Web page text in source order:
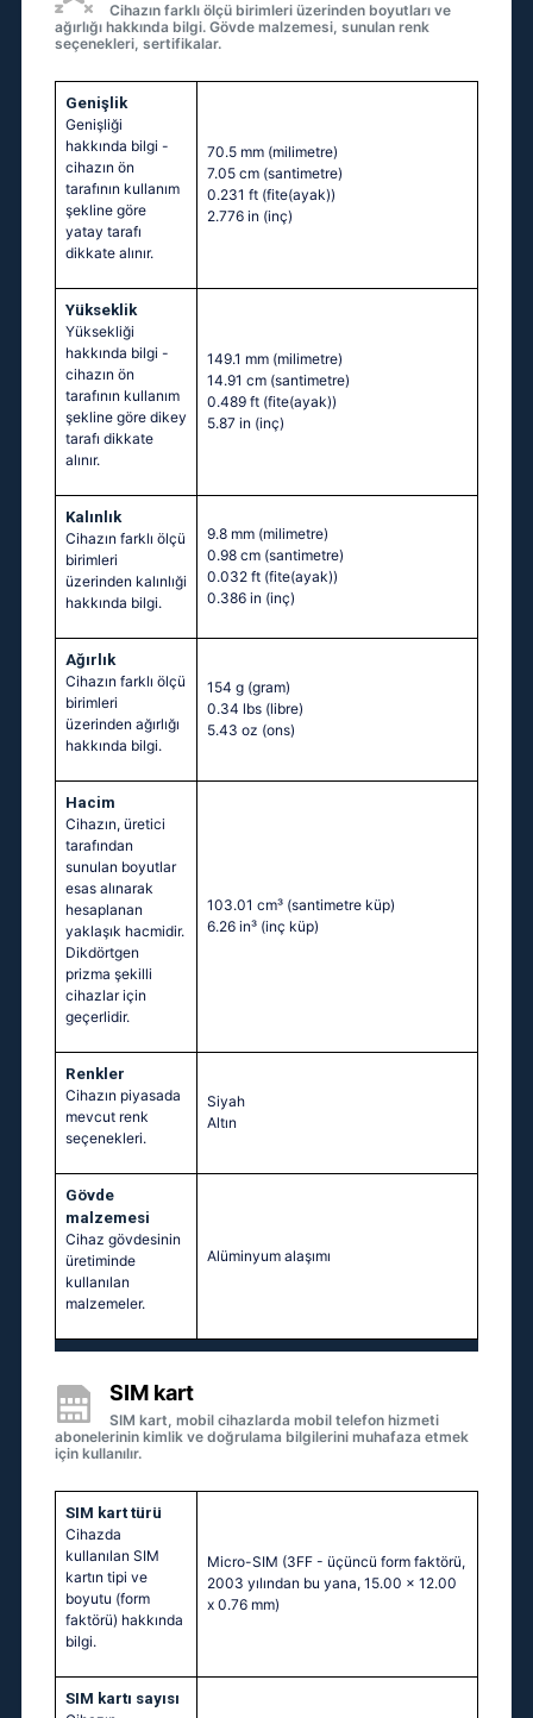
Cihazın farklı ölçü birimleri üzerinden boyutları ve
ağırlığı hakkında bilgi. Gövde malzemesi, sunulan renk
seçenekleri, sertifikalar.
Genişlik
Genişliği
hakkında bilgi -
cihazın ön
tarafının kullanım
şekline göre
yatay tarafı
dikkate alınır.
70.5 mm (milimetre)
7.05 cm (santimetre)
0.231 ft (fite(ayak))
2.776 in (inç)
Yükseklik
Yüksekliği
hakkında bilgi -
cihazın ön
tarafının kullanım
şekline göre dikey
tarafı dikkate
alınır.
149.1 mm (milimetre)
14.91 cm (santimetre)
0.489 ft (fite(ayak))
5.87 in (inç)
Kalınlık
Cihazın farklı ölçü
birimleri
üzerinden kalınlıği
hakkında bilgi.
9.8 mm (milimetre)
0.98 cm (santimetre)
0.032 ft (fite(ayak))
0.386 in (inç)
Ağırlık
Cihazın farklı ölçü
birimleri
üzerinden ağırlığı
hakkında bilgi.
154 g (gram)
0.34 lbs (libre)
5.43 oz (ons)
Hacim
Cihazın, üretici
tarafından
sunulan boyutlar
esas alınarak
hesaplanan
yaklaşık hacmidir.
Dikdörtgen
prizma şekilli
cihazlar için
geçerlidir.
103.01 cm³ (santimetre küp)
6.26 in³ (inç küp)
Renkler
Cihazın piyasada
mevcut renk
seçenekleri.
Siyah
Altın
Gövde
malzemesi
Cihaz gövdesinin
üretiminde
kullanılan
malzemeler.
Alüminyum alaşımı
SIM kart
SIM kart, mobil cihazlarda mobil telefon hizmeti
abonelerinin kimlik ve doğrulama bilgilerini muhafaza etmek
için kullanılır.
SIM kart türü
Cihazda
kullanılan SIM
kartın tipi ve
boyutu (form
faktörü) hakkında
bilgi.
Micro-SIM (3FF - üçüncü form faktörü,
2003 yılından bu yana, 15.00 x 12.00
x 0.76 mm)
SIM kartı sayısı